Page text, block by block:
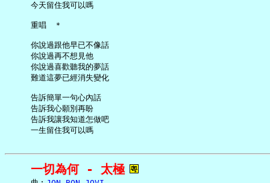
     今天留住我可以嗎
     重唱　＊
     你說過跟他早已不像話
     你說過再不想見他
     你說過喜歡聽我的夢話
     難道這夢已經消失變化
     告訴簡單一句心內話
     告訴我心願別再盼
     告訴我讓我知道怎做吧
一切為何 - 太極